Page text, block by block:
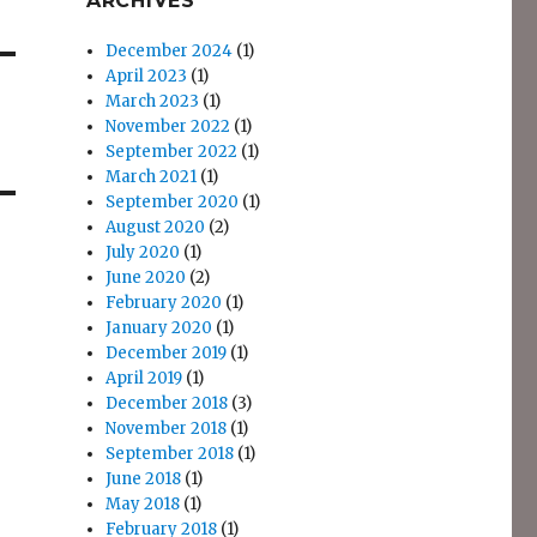
December 2024 (1)
April 2023 (1)
March 2023 (1)
November 2022 (1)
September 2022 (1)
March 2021 (1)
September 2020 (1)
August 2020 (2)
July 2020 (1)
June 2020 (2)
February 2020 (1)
January 2020 (1)
December 2019 (1)
April 2019 (1)
December 2018 (3)
November 2018 (1)
September 2018 (1)
June 2018 (1)
May 2018 (1)
February 2018 (1)